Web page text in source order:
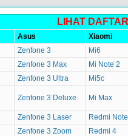
LIHAT
Asus
Xiaomi
Zenfone 3
Mi6
Zenfone 3 Max
Mi Note 2
Zenfone 3 Ultra
Mi5c
Zenfone 3 Deluxe Mi Max
Zenfone 3 Laser
Redmi
Zenfone 3 Zoom
Redmi 4